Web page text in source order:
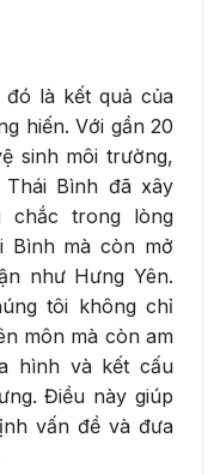
là kết quả của
hiến. Với gần 20
sinh môi trường,
Bình đã xây
chắc trong lòng
Bình mà còn mở
như Hưng Yên.
tôi không chỉ
môn mà còn am
hình và kết cấu
Điều này giúp
vấn đề và đưa